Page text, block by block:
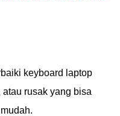
keyboard laptop
rusak yang bisa